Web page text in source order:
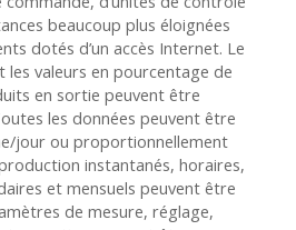
beaucoup plus éloignées
dotés d’un accès Internet. Le
valeurs en pourcentage de
en sortie peuvent être
les données peuvent être
jour ou proportionnellement
instantanés, horaires,
et mensuels peuvent être
de mesure, réglage,